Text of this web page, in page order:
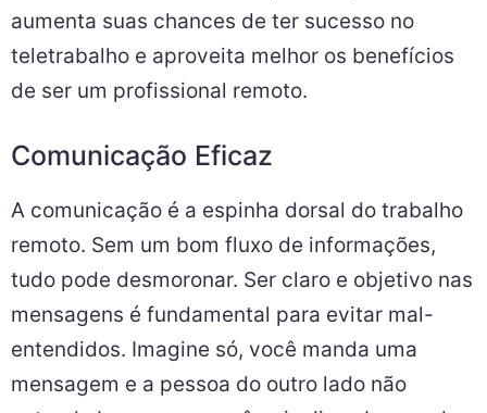
aumenta suas chances de ter sucesso no
teletrabalho e aproveita melhor os benefícios
de ser um profissional remoto.
Comunicação Eficaz
A comunicação é a espinha dorsal do trabalho
remoto. Sem um bom fluxo de informações,
tudo pode desmoronar. Ser claro e objetivo nas
mensagens é fundamental para evitar mal-
entendidos. Imagine só, você manda uma
mensagem e a pessoa do outro lado não